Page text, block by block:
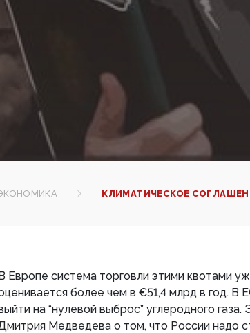
КЛИМАТИЧЕСКОЕ
В Европе система торговли этими квотами
более чем в €51,4 млрд в год. В
на “нулевой выброс” углеродного
Медведева о том, что России надо